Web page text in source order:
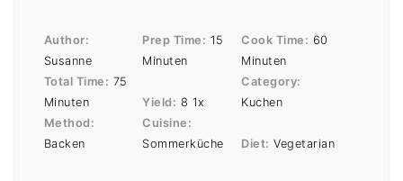
Author:
Susanne
Prep Time: 15
Minuten
Cook Time: 60
Minuten
Total Time: 75
Minuten
Yield: 8 1x
Category:
Kuchen
Method:
Backen
Cuisine:
Sommerküche
Diet: Vegetarian